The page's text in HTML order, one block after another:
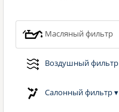
Масляный фильтр
Воздушный фильтр
Салонный фильтр▾